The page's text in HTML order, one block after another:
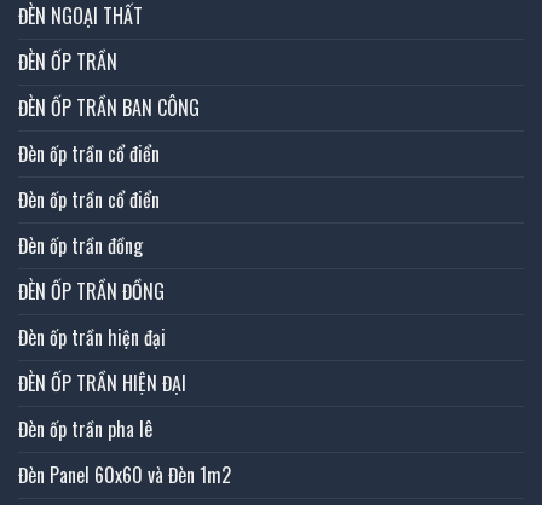
ĐÈN NGOẠI THẤT
ĐÈN ỐP TRẦN
ĐÈN ỐP TRẦN BAN CÔNG
Đèn ốp trần cổ điển
Đèn ốp trần cổ điển
Đèn ốp trần đồng
ĐÈN ỐP TRẦN ĐỒNG
Đèn ốp trần hiện đại
ĐÈN ỐP TRẦN HIỆN ĐẠI
Đèn ốp trần pha lê
Đèn Panel 60x60 và Đèn 1m2